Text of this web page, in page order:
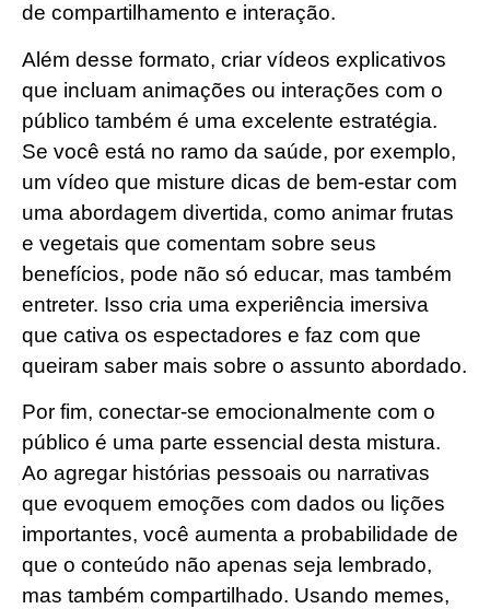
de compartilhamento e interação.
Além desse formato, criar vídeos explicativos
que incluam animações ou interações com o
público também é uma excelente estratégia.
Se você está no ramo da saúde, por exemplo,
um vídeo que misture dicas de bem-estar com
uma abordagem divertida, como animar frutas
e vegetais que comentam sobre seus
benefícios, pode não só educar, mas também
entreter. Isso cria uma experiência imersiva
que cativa os espectadores e faz com que
queiram saber mais sobre o assunto abordado.
Por fim, conectar-se emocionalmente com o
público é uma parte essencial desta mistura.
Ao agregar histórias pessoais ou narrativas
que evoquem emoções com dados ou lições
importantes, você aumenta a probabilidade de
que o conteúdo não apenas seja lembrado,
mas também compartilhado. Usando memes,